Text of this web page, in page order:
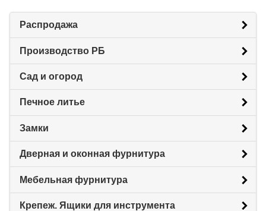
Распродажа
Производство РБ
Сад и огород
Печное литье
Замки
Дверная и оконная фурнитура
Мебельная фурнитура
Крепеж. Ящики для инструмента